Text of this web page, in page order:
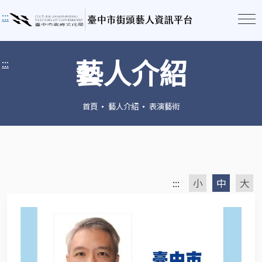
:::
::: 藝人介紹
首頁 藝人介紹 表演藝術
::: 小 中 大